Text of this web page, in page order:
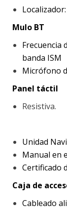
Mulo BT
Frecuencia
banda ISM
Micrófono
Panel táctil
Resistiva.
Unidad
Manual en
Certificado
Caja de
Cableado